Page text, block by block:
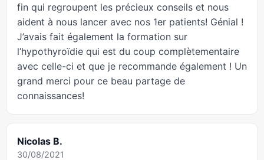
fin qui regroupent les précieux conseils et nous
aident à nous lancer avec nos 1er patients! Génial !
J’avais fait également la formation sur
l’hypothyroïdie qui est du coup complètementaire
avec celle-ci et que je recommande également ! Un
grand merci pour ce beau partage de
connaissances!
Nicolas B.
30/08/2021